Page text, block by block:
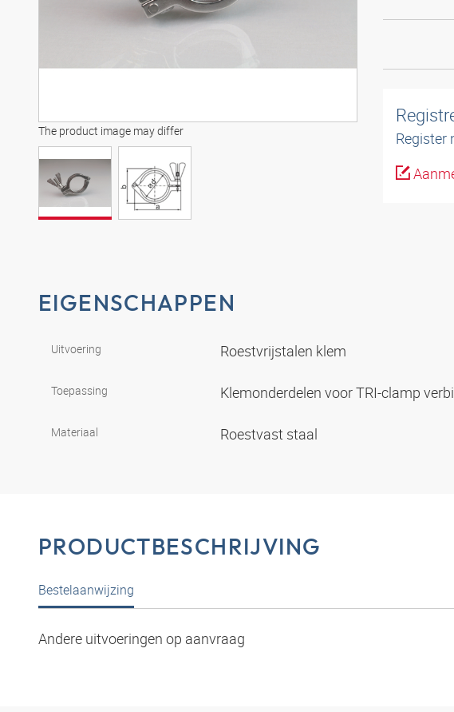
The product image may differ
Register
EIGENSCHAPPEN
Uitvoering Roestvrijstalen klem
Toepassing Klemonderdelen voor TRI-clamp
Materiaal Roestvast staal
PRODUCTBESCHRIJVING
Bestelaanwijzing
Andere uitvoeringen op aanvraag